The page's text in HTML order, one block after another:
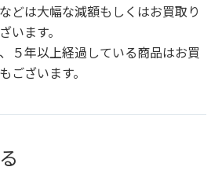
どは大幅な減額もしくはお買取り
います。
５年以上経過している商品はお買
ございます。